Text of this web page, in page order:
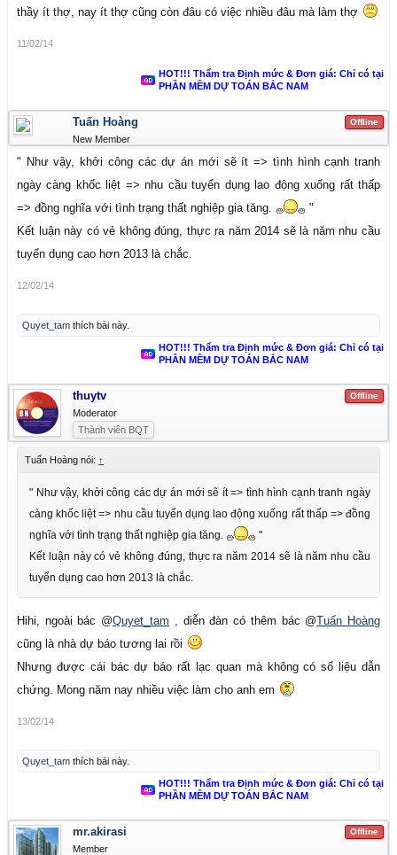
thầy ít thợ, nay ít thợ cũng còn đâu có việc nhiều đâu mà làm thợ
11/02/14
HOT!!! Thẩm tra Định mức & Đơn giá: Chỉ có tại
PHẦN MỀM DỰ TOÁN BẮC NAM
Offline
Tuấn Hoàng
New Member
" Như vậy, khởi công các dự án mới sẽ ít => tình hình cạnh tranh
ngày càng khốc liệt => nhu cầu tuyển dụng lao động xuống rất thấp
=> đồng nghĩa với tình trạng thất nghiệp gia tăng.
"
Kết luận này có vẻ không đúng, thực ra năm 2014 sẽ là năm nhu cầu
tuyển dụng cao hơn 2013 là chắc.
12/02/14
Quyet_tam thích bài này.
HOT!!! Thẩm tra Định mức & Đơn giá: Chỉ có tại
PHẦN MỀM DỰ TOÁN BẮC NAM
Offline
thuytv
Moderator
Thành viên BQT
Tuấn Hoàng nói: ↑
" Như vậy, khởi công các dự án mới sẽ ít => tình hình cạnh tranh ngày
càng khốc liệt => nhu cầu tuyển dụng lao động xuống rất thấp => đồng
nghĩa với tình trạng thất nghiệp gia tăng.
"
Kết luận này có vẻ không đúng, thực ra năm 2014 sẽ là năm nhu cầu
tuyển dụng cao hơn 2013 là chắc.
Hihi, ngoài bác @Quyet_tam , diễn đàn có thêm bác @Tuấn Hoàng
cũng là nhà dự báo tương lai rồi
Nhưng được cái bác dự báo rất lạc quan mà không có số liệu dẫn
chứng. Mong năm nay nhiều việc làm cho anh em
13/02/14
Quyet_tam thích bài này.
HOT!!! Thẩm tra Định mức & Đơn giá: Chỉ có tại
PHẦN MỀM DỰ TOÁN BẮC NAM
Offline
mr.akirasi
Member